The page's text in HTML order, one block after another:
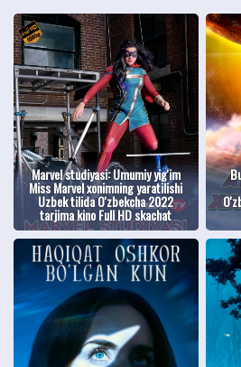
Marvel studiyasi: Umumiy yig'im
Miss Marvel xonimning yaratilishi
Uzbek tilida O'zbekcha 2022
tarjima kino Full HD skachat